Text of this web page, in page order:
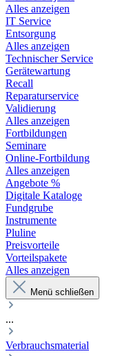
Alles anzeigen
IT Service
Entsorgung
Alles anzeigen
Technischer Service
Gerätewartung
Recall
Reparaturservice
Validierung
Alles anzeigen
Fortbildungen
Seminare
Online-Fortbildung
Alles anzeigen
Angebote %
Digitale Kataloge
Fundgrube
Instrumente
Pluline
Preisvorteile
Vorteilspakete
Alles anzeigen
Menü schließen
...
Verbrauchsmaterial